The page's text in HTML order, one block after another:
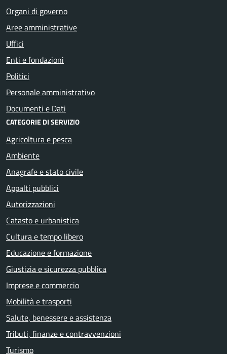
Organi di governo
Aree amministrative
Uffici
Enti e fondazioni
Politici
Personale amministrativo
Documenti e Dati
CATEGORIE DI SERVIZIO
Agricoltura e pesca
Ambiente
Anagrafe e stato civile
Appalti pubblici
Autorizzazioni
Catasto e urbanistica
Cultura e tempo libero
Educazione e formazione
Giustizia e sicurezza pubblica
Imprese e commercio
Mobilità e trasporti
Salute, benessere e assistenza
Tributi, finanze e contravvenzioni
Turismo